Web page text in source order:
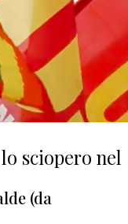
sciopero nel
(da